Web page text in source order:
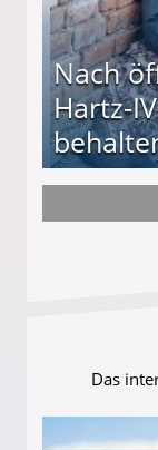
Nach
Hartz-
darf Geld
Das